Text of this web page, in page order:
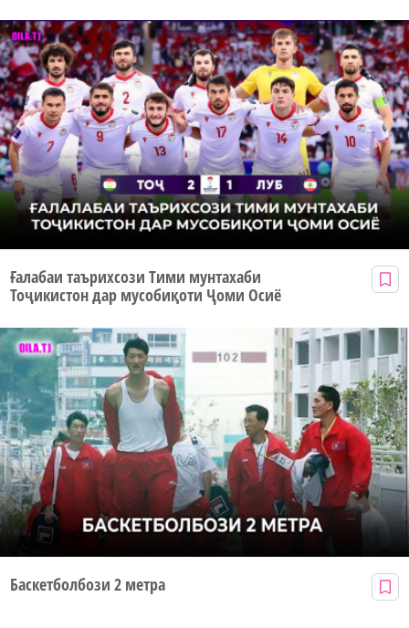
Ғалабаи таърихсози Тими мунтахаби
Тоҷикистон дар мусобиқоти Ҷоми Осиё
Баскетболбози 2 метра